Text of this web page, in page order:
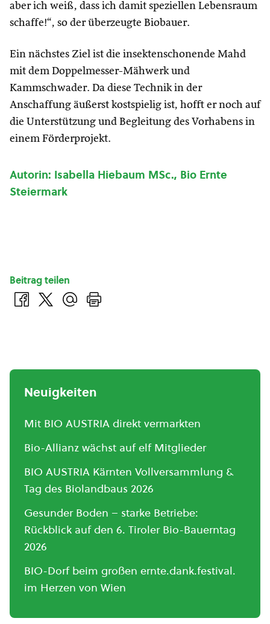
aber ich weiß, dass ich damit speziellen Lebensraum
schaffe!“, so der überzeugte Biobauer.
Ein nächstes Ziel ist die insektenschonende Mahd
mit dem Doppelmesser-Mähwerk und
Kammschwader. Da diese Technik in der
Anschaffung äußerst kostspielig ist, hofft er noch auf
die Unterstützung und Begleitung des Vorhabens in
einem Förderprojekt.
Autorin: Isabella Hiebaum MSc., Bio Ernte
Steiermark
Beitrag teilen
Neuigkeiten
Mit BIO AUSTRIA direkt vermarkten
Bio-Allianz wächst auf elf Mitglieder
BIO AUSTRIA Kärnten Vollversammlung &
Tag des Biolandbaus 2026
Gesunder Boden – starke Betriebe:
Rückblick auf den 6. Tiroler Bio-Bauerntag
2026
BIO-Dorf beim großen ernte.dank.festival.
im Herzen von Wien